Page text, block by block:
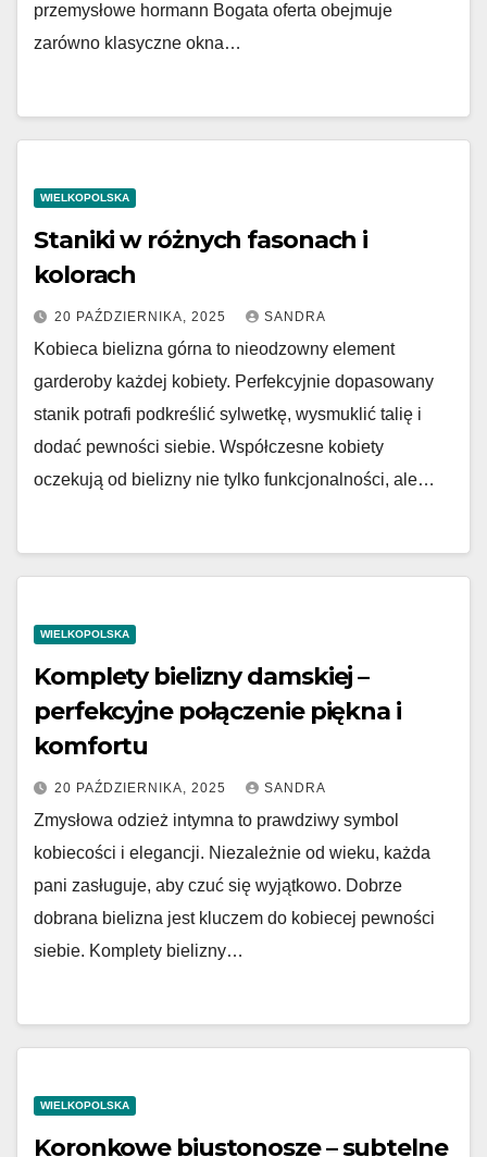
przemysłowe hormann Bogata oferta obejmuje
zarówno klasyczne okna…
WIELKOPOLSKA
Staniki w różnych fasonach i
kolorach
20 PAŹDZIERNIKA, 2025 SANDRA
Kobieca bielizna górna to nieodzowny element
garderoby każdej kobiety. Perfekcyjnie dopasowany
stanik potrafi podkreślić sylwetkę, wysmuklić talię i
dodać pewności siebie. Współczesne kobiety
oczekują od bielizny nie tylko funkcjonalności, ale…
WIELKOPOLSKA
Komplety bielizny damskiej –
perfekcyjne połączenie piękna i
komfortu
20 PAŹDZIERNIKA, 2025 SANDRA
Zmysłowa odzież intymna to prawdziwy symbol
kobiecości i elegancji. Niezależnie od wieku, każda
pani zasługuje, aby czuć się wyjątkowo. Dobrze
dobrana bielizna jest kluczem do kobiecej pewności
siebie. Komplety bielizny…
WIELKOPOLSKA
Koronkowe biustonosze – subtelne